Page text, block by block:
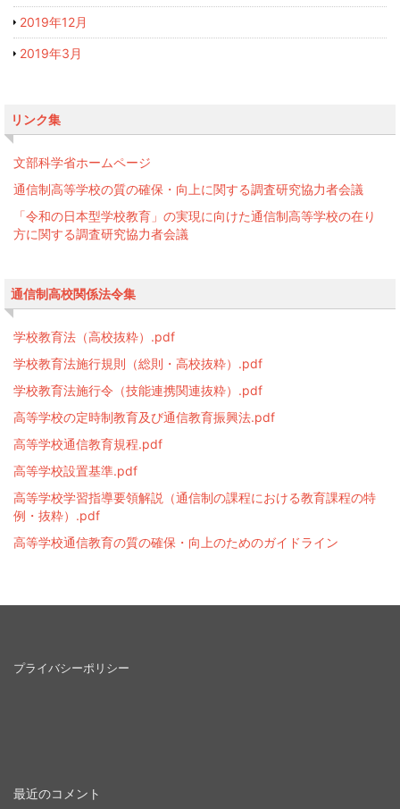
2019年12月
2019年3月
リンク集
文部科学省ホームページ
通信制高等学校の質の確保・向上に関する調査研究協力者会議
「令和の日本型学校教育」の実現に向けた通信制高等学校の在り
方に関する調査研究協力者会議
通信制高校関係法令集
学校教育法（高校抜粋）.pdf
学校教育法施行規則（総則・高校抜粋）.pdf
学校教育法施行令（技能連携関連抜粋）.pdf
高等学校の定時制教育及び通信教育振興法.pdf
高等学校通信教育規程.pdf
高等学校設置基準.pdf
高等学校学習指導要領解説（通信制の課程における教育課程の特
例・抜粋）.pdf
高等学校通信教育の質の確保・向上のためのガイドライン
プライバシーポリシー
最近のコメント